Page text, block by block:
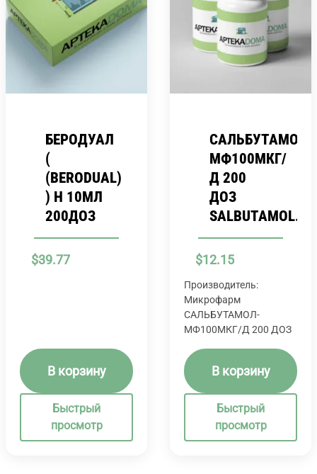
БЕРОДУАЛ
(
(BERODUAL)
) Н 10МЛ
200ДОЗ
$39.77
В корзину
Быстрый
просмотр
САЛЬБУТАМОЛ-
МФ100МКГ/
Д 200
ДОЗ
SALBUTAMOL.
$12.15
Производитель:
Микрофарм
САЛЬБУТАМОЛ-
МФ100МКГ/Д 200 ДОЗ
В корзину
Быстрый
просмотр